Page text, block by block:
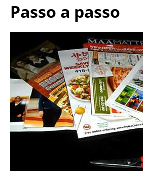
Passo a passo